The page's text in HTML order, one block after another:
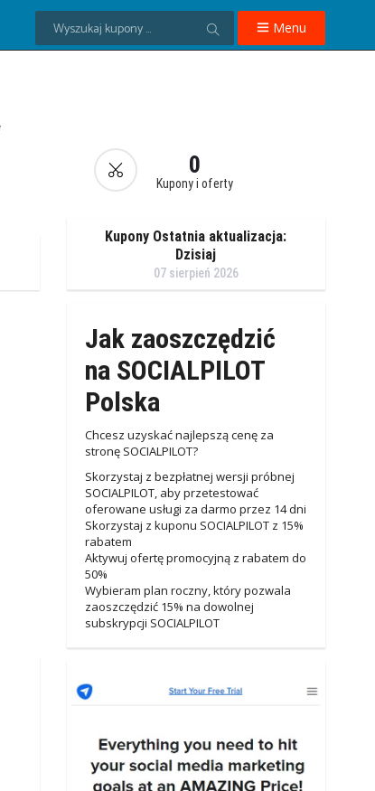
Menu
0
Kupony i oferty
Kupony Ostatnia aktualizacja:
Dzisiaj
07 sierpień 2026
Jak zaoszczędzić
na SOCIALPILOT
Polska
Chcesz uzyskać najlepszą cenę za
stronę SOCIALPILOT?
Skorzystaj z bezpłatnej wersji próbnej
SOCIALPILOT, aby przetestować
oferowane usługi za darmo przez 14 dni
Skorzystaj z kuponu SOCIALPILOT z 15%
rabatem
Aktywuj ofertę promocyjną z rabatem do
50%
Wybieram plan roczny, który pozwala
zaoszczędzić 15% na dowolnej
subskrypcji SOCIALPILOT